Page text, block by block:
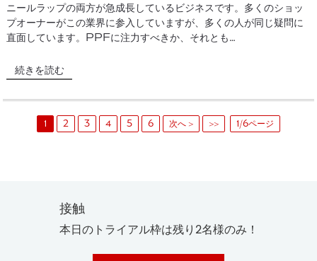
ニールラップの両方が急成長しているビジネスです。多くのショッ
プオーナーがこの業界に参入していますが、多くの人が同じ疑問に
直面しています。PPFに注力すべきか、それとも…
続きを読む
1 2 3 4 5 6 次へ > >> 1/6ページ
接触
本日のトライアル枠は残り2名様のみ！